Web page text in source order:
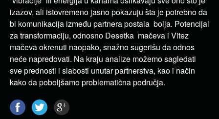
izazov, ali istovremeno jasno pokazuju šta je potrebno da
bi komunikacija između partnera postala bolja. Potencijal
za transformaciju, odnosno Desetka mačeva i Vitez
mačeva okrenuti naopako, snažno sugerišu da odnos
neće napredovati. Na kraju analize možemo sagledati
sve prednosti i slabosti unutar partnerstva, kao i način
kako da poboljšamo problematična područja.